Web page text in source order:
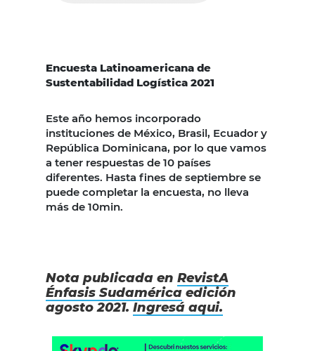
Encuesta Latinoamericana de
Sustentabilidad Logística 2021
Este año hemos incorporado
instituciones de México, Brasil, Ecuador y
República Dominicana, por lo que vamos
a tener respuestas de 10 países
diferentes. Hasta fines de septiembre se
puede completar la encuesta, no lleva
más de 10min.
Nota publicada en RevistA
Énfasis Sudamérica edición
agosto 2021. Ingresá aqui.